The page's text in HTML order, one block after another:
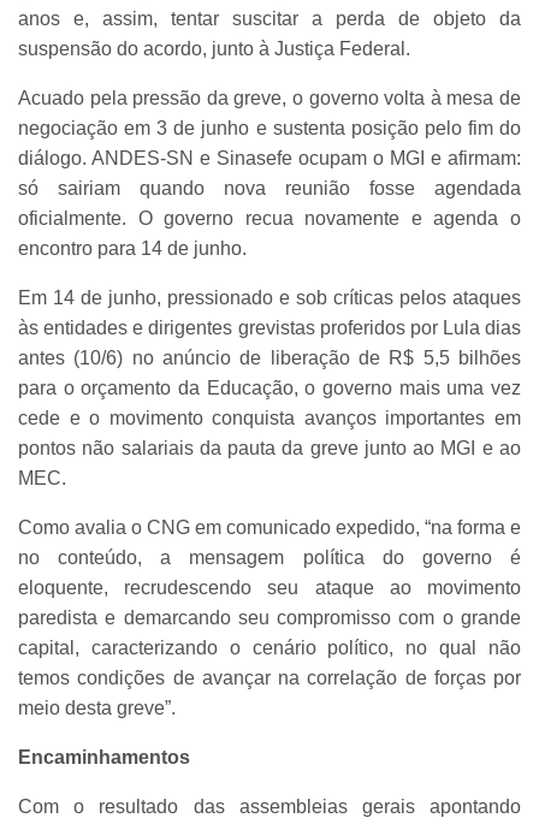
anos e, assim, tentar suscitar a perda de objeto da
suspensão do acordo, junto à Justiça Federal.
Acuado pela pressão da greve, o governo volta à mesa de
negociação em 3 de junho e sustenta posição pelo fim do
diálogo. ANDES-SN e Sinasefe ocupam o MGI e afirmam:
só sairiam quando nova reunião fosse agendada
oficialmente. O governo recua novamente e agenda o
encontro para 14 de junho.
Em 14 de junho, pressionado e sob críticas pelos ataques
às entidades e dirigentes grevistas proferidos por Lula dias
antes (10/6) no anúncio de liberação de R$ 5,5 bilhões
para o orçamento da Educação, o governo mais uma vez
cede e o movimento conquista avanços importantes em
pontos não salariais da pauta da greve junto ao MGI e ao
MEC.
Como avalia o CNG em comunicado expedido, “na forma e
no conteúdo, a mensagem política do governo é
eloquente, recrudescendo seu ataque ao movimento
paredista e demarcando seu compromisso com o grande
capital, caracterizando o cenário político, no qual não
temos condições de avançar na correlação de forças por
meio desta greve”.
Encaminhamentos
Com o resultado das assembleias gerais apontando